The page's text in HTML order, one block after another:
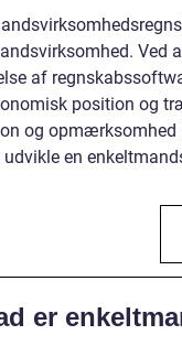
Ved
af
position og
og
udvikle en
er